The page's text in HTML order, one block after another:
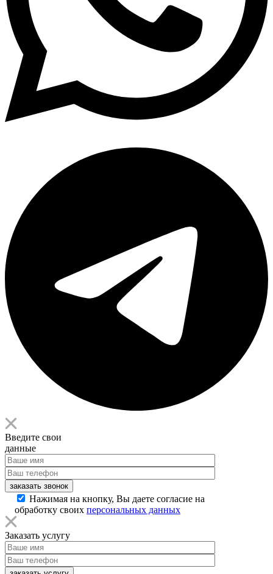
Введите свои
данные
заказать звонок
Нажимая на кнопку, Вы даете согласие на
обработку своих персональных данных
Заказать услугу